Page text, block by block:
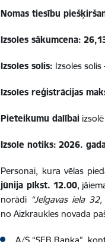
Nomas tiesību
Izsoles sākumcena:
Izsoles solis: Izsoles solis
Izsoles reģistrācijas
Pieteikumu dalībai
Izsole notiks: 2026.
Personai, kura vēlas
jūnija plkst. 12.00,
norādi “Jelgavas iela
no Aizkraukles novada